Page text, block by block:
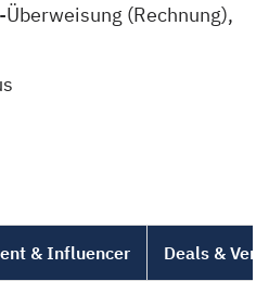
(Rechnung),
& Influencer Deals &